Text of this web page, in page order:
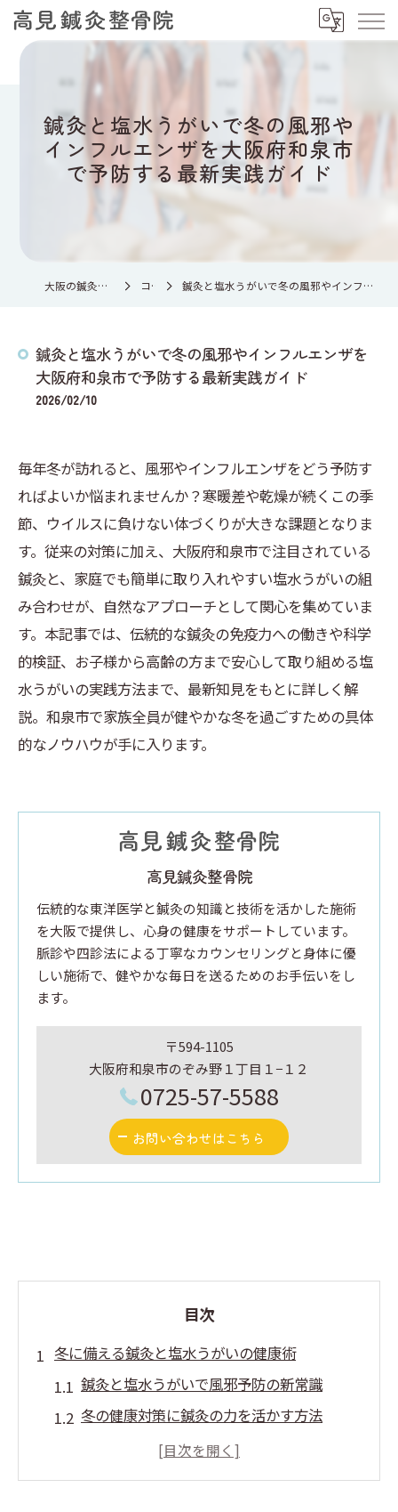
鍼灸と塩水うがいで冬の風邪や
インフルエンザを大阪府和泉市
で予防する最新実践ガイド
大阪の鍼灸なら高見鍼灸整骨院 コラム 鍼灸と塩水うがいで冬の風邪やインフルエンザを大阪府和泉市で予防する最新実践ガイド
鍼灸と塩水うがいで冬の風邪やインフルエンザを
大阪府和泉市で予防する最新実践ガイド
2026/02/10
毎年冬が訪れると、風邪やインフルエンザをどう予防す
ればよいか悩まれませんか？寒暖差や乾燥が続くこの季
節、ウイルスに負けない体づくりが大きな課題となりま
す。従来の対策に加え、大阪府和泉市で注目されている
鍼灸と、家庭でも簡単に取り入れやすい塩水うがいの組
み合わせが、自然なアプローチとして関心を集めていま
す。本記事では、伝統的な鍼灸の免疫力への働きや科学
的検証、お子様から高齢の方まで安心して取り組める塩
水うがいの実践方法まで、最新知見をもとに詳しく解
説。和泉市で家族全員が健やかな冬を過ごすための具体
的なノウハウが手に入ります。
高見鍼灸整骨院
伝統的な東洋医学と鍼灸の知識と技術を活かした施術
を大阪で提供し、心身の健康をサポートしています。
脈診や四診法による丁寧なカウンセリングと身体に優
しい施術で、健やかな毎日を送るためのお手伝いをし
ます。
〒594-1105
大阪府和泉市のぞみ野１丁目１−１２
0725-57-5588
お問い合わせはこちら
目次
冬に備える鍼灸と塩水うがいの健康術
鍼灸と塩水うがいで風邪予防の新常識
冬の健康対策に鍼灸の力を活かす方法
塩水うがいが持つ自然な予防効果とは
鍼灸施術で免疫力を高めるポイント